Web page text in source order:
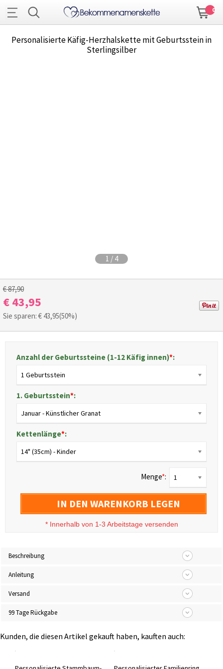
0
Personalisierte Käfig-Herzhalskette mit Geburtsstein in
Sterlingsilber
1 / 4
€ 87,90
€ 43,95
Sie sparen: € 43,95(50%)
Anzahl der Geburtssteine (1-12 Käfig innen)*:
1 Geburtsstein
1. Geburtsstein*:
Januar - Künstlicher Granat
Kettenlänge*:
14" (35cm) - Kinder
Menge*: 1
IN DEN WARENKORB LEGEN
* Innerhalb von 1-3 Arbeitstage versenden
Beschreibung
Anleitung
Versand
99 Tage Rückgabe
Kunden, die diesen Artikel gekauft haben, kauften auch: